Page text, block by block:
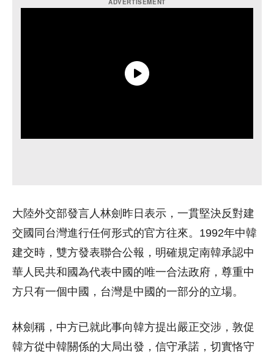
大陸外交部發言人林劍昨日表示，一貫堅決反對建
交國同台灣進行任何形式的官方往來。1992年中韓
建交時，雙方發表聯合公報，明確規定南韓承認中
華人民共和國為代表中國的唯一合法政府，尊重中
方只有一個中國，台灣是中國的一部分的立場。
林劍稱，中方已就此事向韓方提出嚴正交涉，敦促
韓方從中韓關係的大局出發，信守承諾，切實恪守